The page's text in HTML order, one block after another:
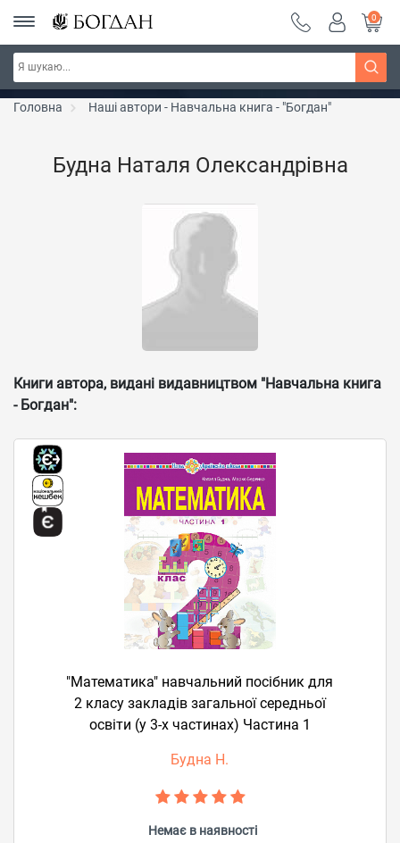
РОЗПРОДАЖ ~ 150 грн ~ 200 грн ~ 250 грн ~
300 грн ~ РОЗПРОДАЖ
Дізнатись більше
0
Головна Наші автори - Навчальна книга - "Богдан"
Будна Наталя Олександрівна
Книги автора, видані видавництвом "Навчальна книга
- Богдан":
"Математика" навчальний посібник для
2 класу закладів загальної середньої
освіти (у 3-х частинах) Частина 1
Будна Н.
Немає в наявності